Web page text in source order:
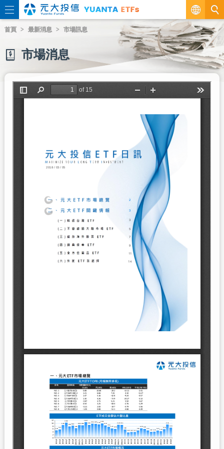
繁
EN
首頁 最新消息 市場訊息
市場消息